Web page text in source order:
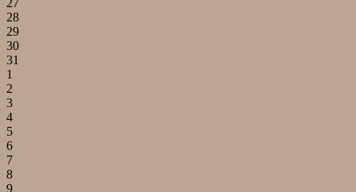
27
28
29
30
31
1
2
3
4
5
6
7
8
9